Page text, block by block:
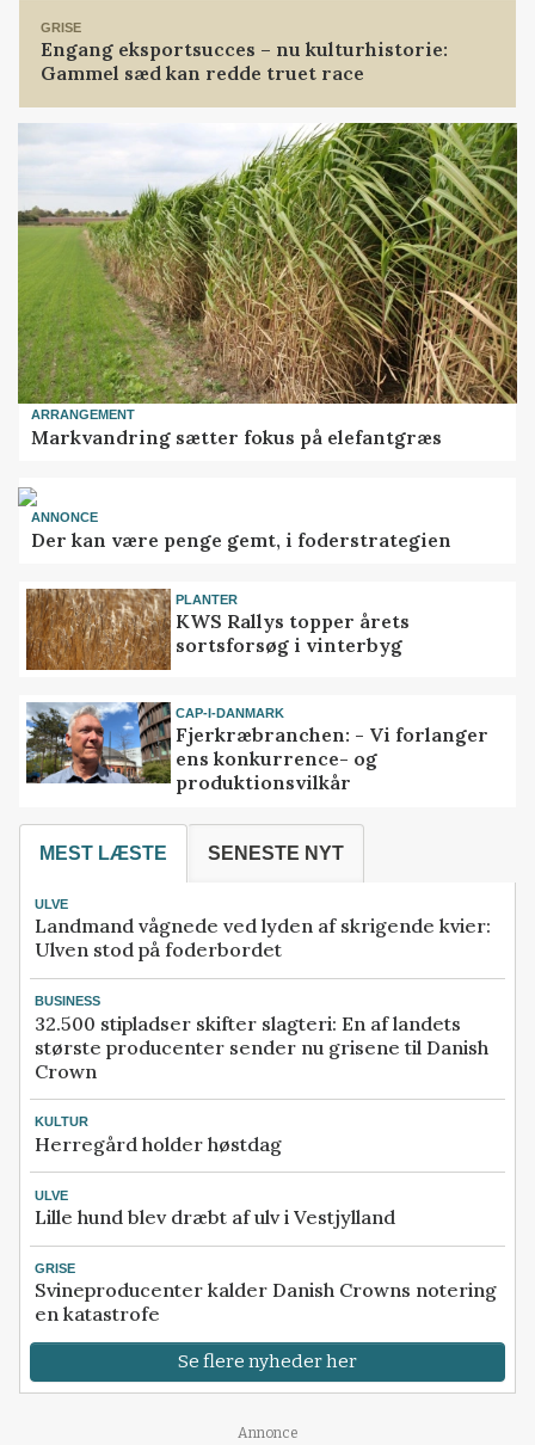
GRISE
Engang eksportsucces – nu kulturhistorie:
Gammel sæd kan redde truet race
ARRANGEMENT
Markvandring sætter fokus på elefantgræs
ANNONCE
Der kan være penge gemt, i foderstrategien
PLANTER
KWS Rallys topper årets
sortsforsøg i vinterbyg
CAP-I-DANMARK
Fjerkræbranchen: - Vi forlanger
ens konkurrence- og
produktionsvilkår
MEST LÆSTE SENESTE NYT
ULVE
Landmand vågnede ved lyden af skrigende kvier:
Ulven stod på foderbordet
BUSINESS
32.500 stipladser skifter slagteri: En af landets
største producenter sender nu grisene til Danish
Crown
KULTUR
Herregård holder høstdag
ULVE
Lille hund blev dræbt af ulv i Vestjylland
GRISE
Svineproducenter kalder Danish Crowns notering
en katastrofe
Se flere nyheder her
Annonce